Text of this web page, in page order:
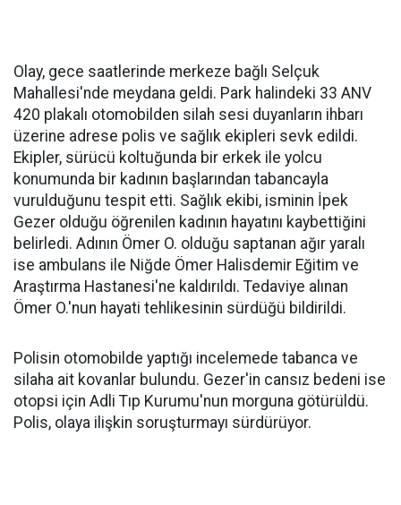
Olay, gece saatlerinde merkeze bağlı Selçuk
Mahallesi'nde meydana geldi. Park halindeki 33 ANV
420 plakalı otomobilden silah sesi duyanların ihbarı
üzerine adrese polis ve sağlık ekipleri sevk edildi.
Ekipler, sürücü koltuğunda bir erkek ile yolcu
konumunda bir kadının başlarından tabancayla
vurulduğunu tespit etti. Sağlık ekibi, isminin İpek
Gezer olduğu öğrenilen kadının hayatını kaybettiğini
belirledi. Adının Ömer O. olduğu saptanan ağır yaralı
ise ambulans ile Niğde Ömer Halisdemir Eğitim ve
Araştırma Hastanesi'ne kaldırıldı. Tedaviye alınan
Ömer O.'nun hayati tehlikesinin sürdüğü bildirildi.
Polisin otomobilde yaptığı incelemede tabanca ve
silaha ait kovanlar bulundu. Gezer'in cansız bedeni ise
otopsi için Adli Tıp Kurumu'nun morguna götürüldü.
Polis, olaya ilişkin soruşturmayı sürdürüyor.